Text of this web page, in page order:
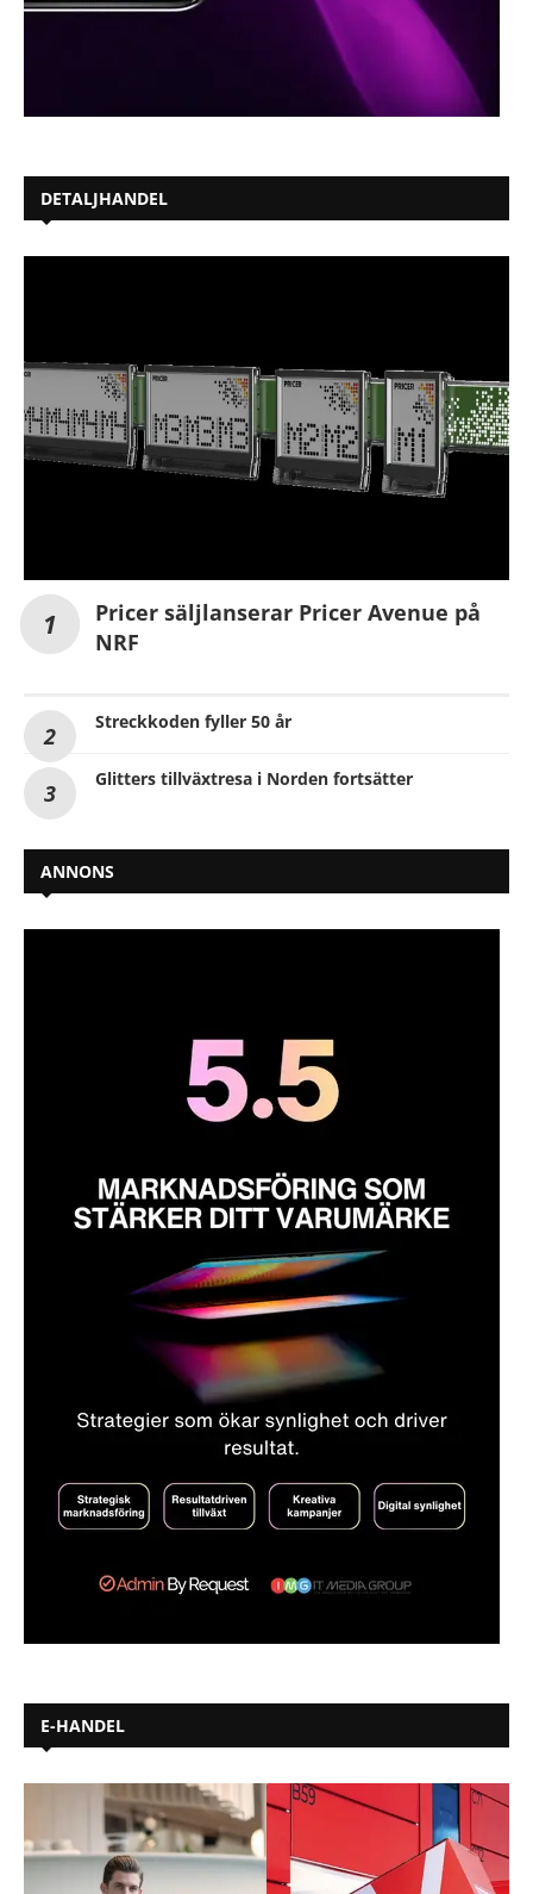
DETALJHANDEL
Pricer säljlanserar Pricer Avenue på
NRF
Streckkoden fyller 50 år
Glitters tillväxtresa i Norden fortsätter
ANNONS
E-HANDEL